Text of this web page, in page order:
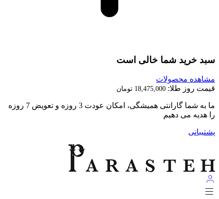
خرید شما خالی است
محصولات
روز طلا:18,475,000 تومان
ما به شما گارانتی همیشگی، امکان عودت 3 روزه و تعویض 7 روزه
هدیه می دهیم